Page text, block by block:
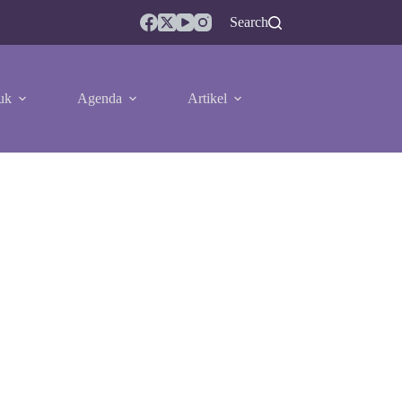
Search
Agenda Artikel